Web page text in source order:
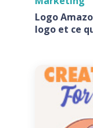
Logo
logo et ce